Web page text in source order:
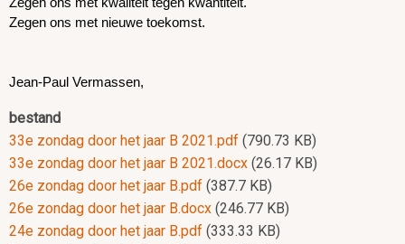
Zegen ons met nieuwe toekomst.
Jean-Paul Vermassen,
bestand
33e zondag door het jaar B 2021.pdf (790.73 KB)
33e zondag door het jaar B 2021.docx (26.17 KB)
26e zondag door het jaar B.pdf (387.7 KB)
26e zondag door het jaar B.docx (246.77 KB)
24e zondag door het jaar B.pdf (333.33 KB)